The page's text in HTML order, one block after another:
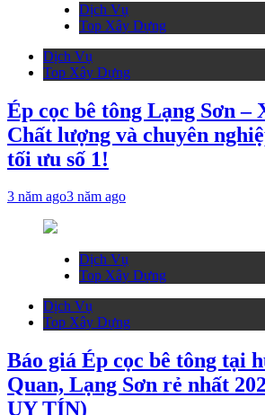
Dịch Vụ
Top Xây Dựng
Dịch Vụ
Top Xây Dựng
Ép cọc bê tông Lạng Sơn –
Chất lượng và chuyên
tối ưu số 1!
3 năm ago3 năm ago
Dịch Vụ
Top Xây Dựng
Dịch Vụ
Top Xây Dựng
Báo giá Ép cọc bê tông tại
Quan, Lạng Sơn rẻ nhất
UY TÍN)